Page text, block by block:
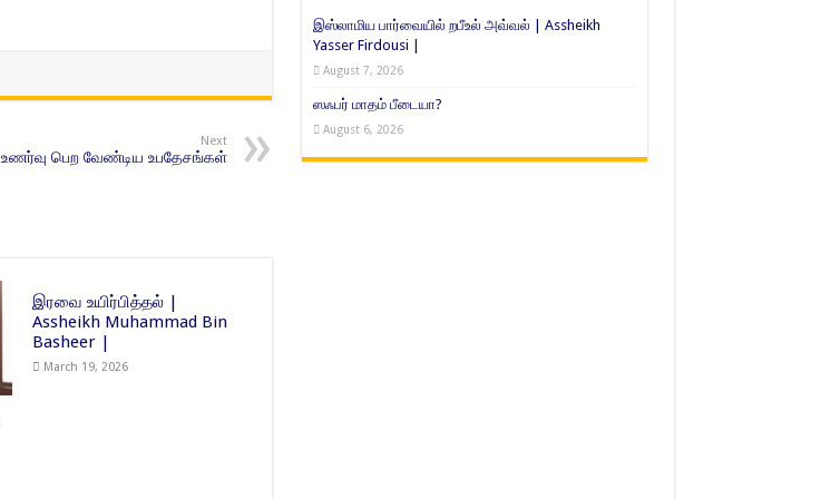
Next
உணர்வு பெற வேண்டிய உபதேசங்கள்
இரவை உயிர்பித்தல் |
Assheikh Muhammad Bin
Basheer |
March 19, 2026
இஸ்லாமிய பார்வையில் றபீஉல் அவ்வல் | Assheikh
Yasser Firdousi |
August 7, 2026
ஸஃபர் மாதம் பீடையா?
August 6, 2026